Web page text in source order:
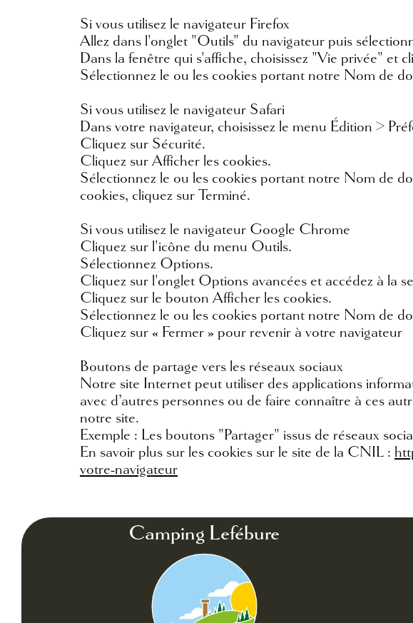
Si vous utilisez le navigateur Firefox
Allez dans l'onglet "Outils" du navigateur puis
Dans la fenêtre qui s'affiche, choisissez "Vie privée" et
Sélectionnez le ou les cookies portant notre Nom de
Si vous utilisez le navigateur Safari
Dans votre navigateur, choisissez le menu Édition >
Cliquez sur Sécurité.
Cliquez sur Afficher les cookies.
Sélectionnez le ou les cookies portant notre Nom de
cookies, cliquez sur Terminé.
Si vous utilisez le navigateur Google Chrome
Cliquez sur l'icône du menu Outils.
Sélectionnez Options.
Cliquez sur l'onglet Options avancées et accédez à la
Cliquez sur le bouton Afficher les cookies.
Sélectionnez le ou les cookies portant notre Nom de
Cliquez sur « Fermer » pour revenir à votre navigateur
Boutons de partage vers les réseaux sociaux
Notre site Internet peut utiliser des applications
avec d’autres personnes ou de faire connaître à ces
notre site.
Exemple : Les boutons "Partager" issus de réseaux
En savoir plus sur les cookies sur le site de la CNIL :
votre-navigateur
Camping Lefébure